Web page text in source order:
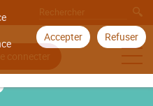
Accepter Refuser
connecter